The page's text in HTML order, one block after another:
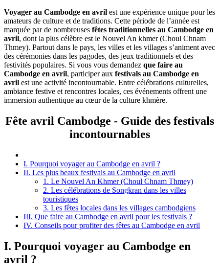
Voyager au Cambodge en avril est une expérience unique pour les
amateurs de culture et de traditions. Cette période de l’année est
marquée par de nombreuses fêtes traditionnelles au Cambodge en
avril, dont la plus célèbre est le Nouvel An khmer (Choul Chnam
Thmey). Partout dans le pays, les villes et les villages s’animent avec
des cérémonies dans les pagodes, des jeux traditionnels et des
festivités populaires. Si vous vous demandez que faire au
Cambodge en avril, participer aux festivals au Cambodge en
avril est une activité incontournable. Entre célébrations culturelles,
ambiance festive et rencontres locales, ces événements offrent une
immersion authentique au cœur de la culture khmère.
Fête avril Cambodge - Guide des festivals
incontournables
I. Pourquoi voyager au Cambodge en avril ?
II. Les plus beaux festivals au Cambodge en avril
1. Le Nouvel An Khmer (Choul Chnam Thmey)
2. Les célébrations de Songkran dans les villes
touristiques
3. Les fêtes locales dans les villages cambodgiens
III. Que faire au Cambodge en avril pour les festivals ?
IV. Conseils pour profiter des fêtes au Cambodge en avril
I. Pourquoi voyager au Cambodge en
avril ?